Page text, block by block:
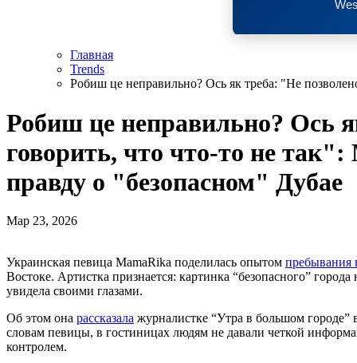
Главная
Trends
Робиш це неправильно? Ось як треба: "Не
Робиш це неправильно? Ось
говорить, что что-то не
правду о "безопасном" Дубае
Мар 23, 2026
Украинская певица MamaRika поделилась опытом пребывания
Востоке. Артистка признается: картинка “безопасного”
увидела своими глазами.
Об этом она рассказала журналистке “Утра в большом
словам певицы, в гостиницах людям не давали четкой
контролем.